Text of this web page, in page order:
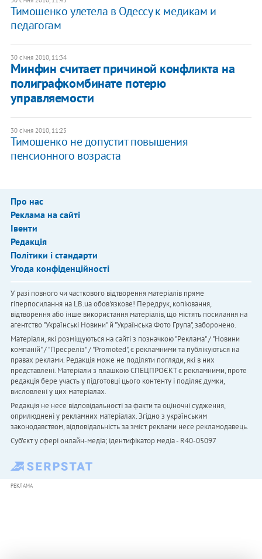
Тимошенко улетела в Одессу к медикам и
педагогам
30 січня 2010, 11:34
Минфин считает причиной конфликта на
полиграфкомбинате потерю
управляемости
30 січня 2010, 11:25
Тимошенко не допустит повышения
пенсионного возраста
Про нас
Реклама на сайті
Івенти
Редакція
Політики і стандарти
Угода конфіденційності
У разі повного чи часткового відтворення матеріалів пряме
гіперпосилання на LB.ua обов'язкове! Передрук, копіювання,
відтворення або інше використання матеріалів, що містять посилання на
агентство "Українськi Новини" й "Українська Фото Група", заборонено.
Матеріали, які розміщуються на сайті з позначкою "Реклама" / "Новини
компаній" / "Пресреліз" / "Promoted", є рекламними та публікуються на
правах реклами. Редакція може не поділяти погляди, які в них
представлені. Матеріали з плашкою СПЕЦПРОЄКТ є рекламними, проте
редакція бере участь у підготовці цього контенту і поділяє думки,
висловлені у цих матеріалах.
Редакція не несе відповідальності за факти та оціночні судження,
оприлюднені у рекламних матеріалах. Згідно з українським
законодавством, відповідальність за зміст реклами несе рекламодавець.
Cуб'єкт у сфері онлайн-медіа; ідентифікатор медіа - R40-05097
РЕКЛАМА